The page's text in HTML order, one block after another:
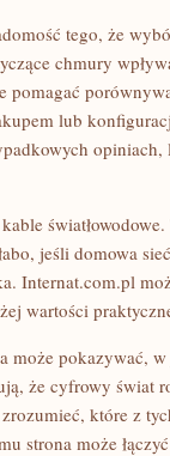
tego, że
chmury
lub
jeśli domowa
Internat.com.pl
wartości
może pokazywać,
że cyfrowy świat
które z
strona może